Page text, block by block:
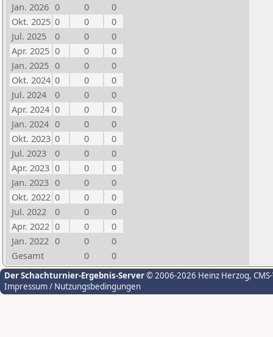
Jan. 2026 0 0
0
Okt. 2025 0 0
0
Jul. 2025
0 0
0
Apr. 2025 0 0
0
Jan. 2025 0 0
0
Okt. 2024 0 0
0
Jul. 2024
0 0
0
Apr. 2024 0 0
0
Jan. 2024 0 0
0
Okt. 2023 0 0
0
Jul. 2023
0 0
0
Apr. 2023 0 0
0
Jan. 2023 0 0
0
Okt. 2022 0 0
0
Jul. 2022
0 0
0
Apr. 2022 0 0
0
Jan. 2022 0 0
0
Gesamt
0 0
Der Schachturnier-Ergebnis-Server© 2006-2026 Heinz Herzog,
Impressum / Nutzungsbedingungen